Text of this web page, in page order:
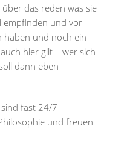
das reden was sie
empfinden und vor
haben und noch ein
hier gilt – wer sich
dann eben
fast 24/7
und freuen